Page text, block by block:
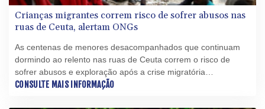
Crianças migrantes correm risco de sofrer abusos nas
ruas de Ceuta, alertam ONGs
As centenas de menores desacompanhados que continuam
dormindo ao relento nas ruas de Ceuta correm o risco de
sofrer abusos e exploração após a crise migratória
desencadeada há uma semana nesse enclave espanhol no
CONSULTE MAIS INFORMAÇÃO